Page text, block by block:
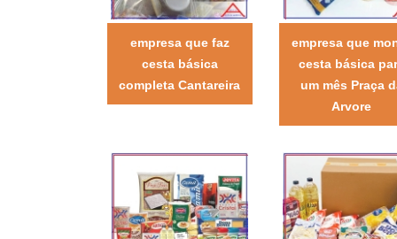
empresa que faz
cesta básica
completa Cantareira
empresa que
cesta básica
um mês Praça
Arvore